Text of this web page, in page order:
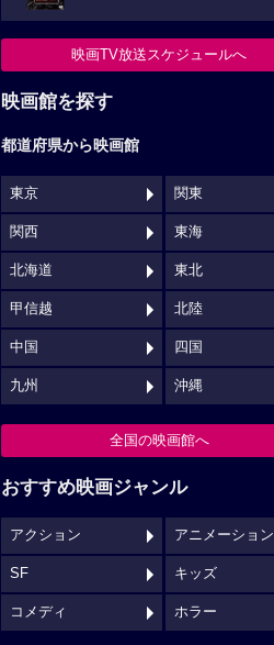
映画TV放送スケジュールへ
映画館を探す
都道府県から映画館
東京 関東
関西 東海
北海道 東北
甲信越 北陸
中国 四国
九州 沖縄
全国の映画館へ
おすすめ映画ジャンル
アクション アニメーション
SF キッズ
コメディ ホラー